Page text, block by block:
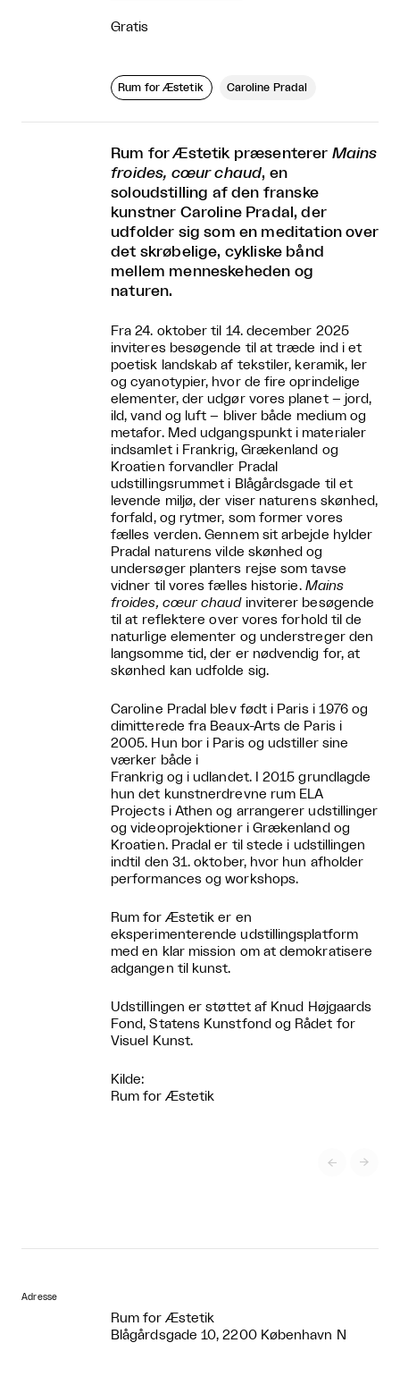
Gratis
Rum for Æstetik Caroline Pradal
Rum for Æstetik præsenterer Mains
froides, cœur chaud, en
soloudstilling af den franske
kunstner Caroline Pradal, der
udfolder sig som en meditation over
det skrøbelige, cykliske bånd
mellem menneskeheden og
naturen.
Fra 24. oktober til 14. december 2025
inviteres besøgende til at træde ind i et
poetisk landskab af tekstiler, keramik, ler
og cyanotypier, hvor de fire oprindelige
elementer, der udgør vores planet – jord,
ild, vand og luft – bliver både medium og
metafor. Med udgangspunkt i materialer
indsamlet i Frankrig, Grækenland og
Kroatien forvandler Pradal
udstillingsrummet i Blågårdsgade til et
levende miljø, der viser naturens skønhed,
forfald, og rytmer, som former vores
fælles verden. Gennem sit arbejde hylder
Pradal naturens vilde skønhed og
undersøger planters rejse som tavse
vidner til vores fælles historie. Mains
froides, cœur chaudinviterer besøgende
til at reflektere over vores forhold til de
naturlige elementer og understreger den
langsomme tid, der er nødvendig for, at
skønhed kan udfolde sig.
Caroline Pradal blev født i Paris i 1976 og
dimitterede fra Beaux-Arts de Paris i
2005. Hun bor i Paris og udstiller sine
værker både i
Frankrig og i udlandet. I 2015 grundlagde
hun det kunstnerdrevne rum ELA
Projects i Athen og arrangerer udstillinger
og videoprojektioner i Grækenland og
Kroatien. Pradal er til stede i udstillingen
indtil den 31. oktober, hvor hun afholder
performances og workshops.
Rum for Æstetik er en
eksperimenterende udstillingsplatform
med en klar mission om at demokratisere
adgangen til kunst.
Udstillingen er støttet af Knud Højgaards
Fond, Statens Kunstfond og Rådet for
Visuel Kunst.
Kilde:
Rum for Æstetik
 
Adresse
Rum for Æstetik
Blågårdsgade 10, 2200 København N